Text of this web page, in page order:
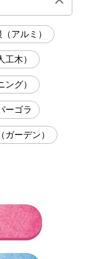
円前後
アルミ）
工木）
グ）
ーゴラ
ーデン）